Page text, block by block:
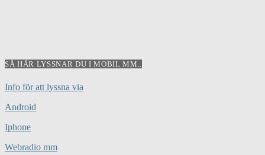
SÅ HÄR LYSSNAR DU I MOBIL MM..
Info för att lyssna via
Android
Iphone
Webradio mm